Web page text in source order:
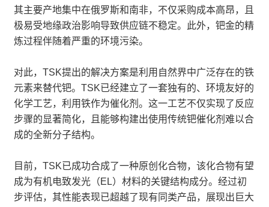
其主要产地集中在俄罗斯和南非，不仅采购成本高昂，且
极易受地缘政治影响导致供应链不稳定。此外，钯金的精
炼过程伴随着严重的环境污染。
对此，TSK提出的解决方案是利用自然界中广泛存在的铁
元素来替代钯。TSK已经建立了一套独有的、环境友好的
化学工艺，利用铁作为催化剂。这一工艺不仅实现了反应
步骤的显著简化，且能够构建出使用传统钯催化剂难以合
成的全新分子结构。
目前，TSK已成功合成了一种原创化合物，该化合物有望
成为有机电致发光（EL）材料的关键结构成分。经过初
步评估，其性能表现已超越了现有同类产品，展现出巨大